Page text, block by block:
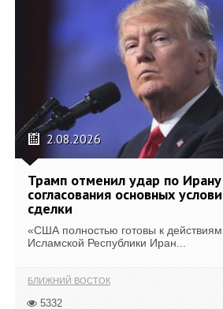
2.08.2026
Трамп отменил удар по Ирану
согласования основных
сделки
«США полностью готовы к
Исламской Республики Иран...
БЛИЖНИЙ ВОСТОК
5332